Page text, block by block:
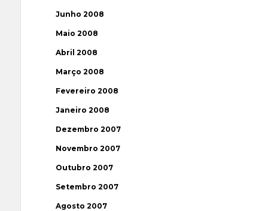
Junho 2008
Maio 2008
Abril 2008
Março 2008
Fevereiro 2008
Janeiro 2008
Dezembro 2007
Novembro 2007
Outubro 2007
Setembro 2007
Agosto 2007